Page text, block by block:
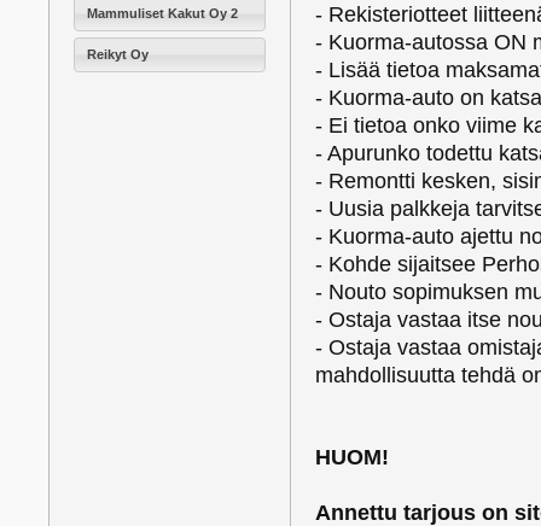
Mammuliset Kakut Oy 2
Reikyt Oy
- Rekisteriotteet
- Kuorma-autossa ON
- Lisää tietoa
- Kuorma-auto on
- Ei tietoa onko viime
- Apurunko todettu
- Remontti kesken,
- Uusia palkkeja
- Kuorma-auto ajettu
- Kohde sijaitsee
- Nouto sopimuksen
- Ostaja vastaa itse
- Ostaja vastaa
mahdollisuutta tehdä
HUOM!
Annettu tarjous on